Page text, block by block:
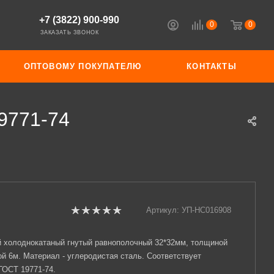
0 0
+7 (3822) 900-990
ЗАКАЗАТЬ ЗВОНОК
ОПТОВОМУ ПОКУПАТЕЛЮ КОНТАКТЫ
74
Артикул: УП-НС016908
холоднокатаный гнутый равнополочный 32*32мм, толщиной
6м. Материал - углеродистая сталь. Соответствует
19771-74.